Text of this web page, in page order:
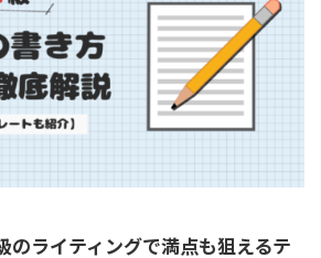
のライティングで満点も狙えるテ